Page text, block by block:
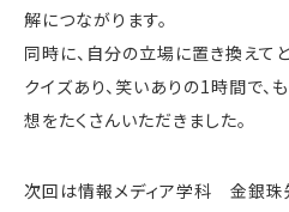
解につながります。
同時に、自分の立場に置き換えて
クイズあり、笑いありの1時間で、
想をたくさんいただきました。
次回は情報メディア学科 金銀珠